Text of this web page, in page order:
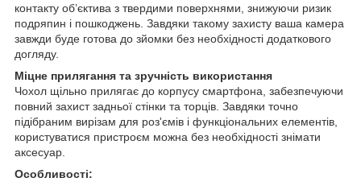
контакту об’єктива з твердими поверхнями, знижуючи ризик
подряпин і пошкоджень. Завдяки такому захисту ваша камера
завжди буде готова до зйомки без необхідності додаткового
догляду.
Міцне прилягання та зручність використання
Чохол щільно прилягає до корпусу смартфона, забезпечуючи
повний захист задньої стінки та торців. Завдяки точно
підібраним вирізам для роз'ємів і функціональних елементів,
користуватися пристроєм можна без необхідності знімати
аксесуар.
Особливості: